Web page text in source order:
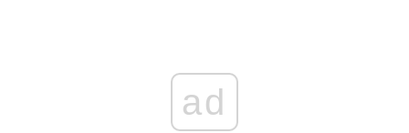
ad